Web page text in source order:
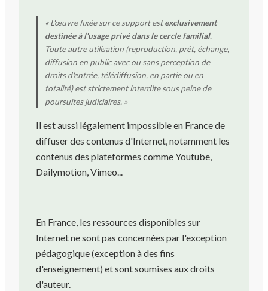
« L'œuvre fixée sur ce support estexclusivement
destinée à l'usage privé dans le cercle familial.
Toute autre utilisation (reproduction, prêt, échange,
diffusion en public avec ou sans perception de
droits d'entrée, télédiffusion, en partie ou en
totalité) est strictement interdite sous peine de
poursuites judiciaires. »
Il est aussi légalement impossible en France de
diffuser des contenus d'Internet, notamment les
contenus des plateformes comme Youtube,
Dailymotion, Vimeo...
En France, les ressources disponibles sur
Internet ne sont pas concernées par l'exception
pédagogique (exception à des fins
d'enseignement) et sont soumises aux droits
d'auteur.